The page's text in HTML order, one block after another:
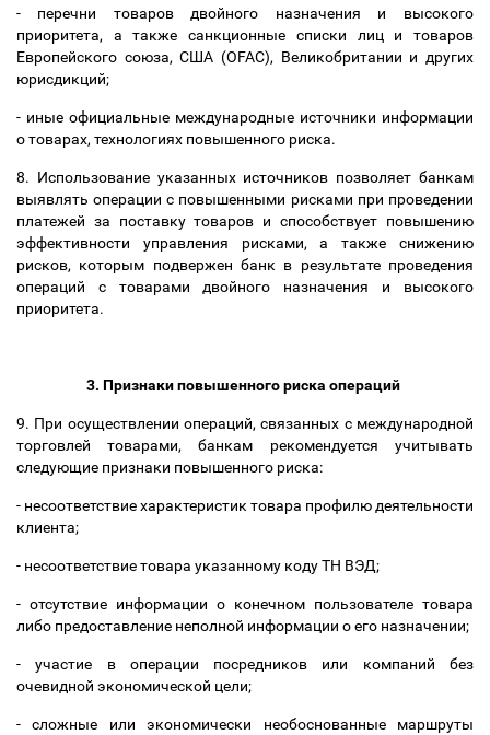
- перечни товаров двойного назначения и высокого
приоритета, а также санкционные списки лиц и товаров
Европейского союза, США (OFAC), Великобритании и других
юрисдикций;
- иные официальные международные источники информации
о товарах, технологиях повышенного риска.
8. Использование указанных источников позволяет банкам
выявлять операции с повышенными рисками при проведении
платежей за поставку товаров и способствует повышению
эффективности управления рисками, а также снижению
рисков, которым подвержен банк в результате проведения
операций с товарами двойного назначения и высокого
приоритета.
3. Признаки повышенного риска операций
9. При осуществлении операций, связанных с международной
торговлей товарами, банкам рекомендуется учитывать
следующие признаки повышенного риска:
- несоответствие характеристик товара профилю деятельности
клиента;
- несоответствие товара указанному коду ТН ВЭД;
- отсутствие информации о конечном пользователе товара
либо предоставление неполной информации о его назначении;
-участие в операции посредников или компаний без
очевидной экономической цели;
-сложные или экономически необоснованные маршруты